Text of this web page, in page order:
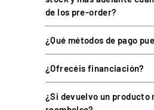
Regulación
Sistema VESA
75/
Series Sabelt compatibles P, S
de los pre-order?
¿Qué métodos de pago
¿Ofrecéis financiación?
¿Si devuelvo un producto